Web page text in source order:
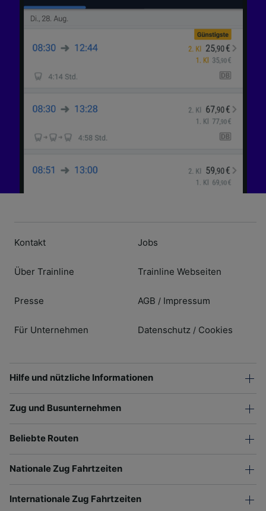
Kontakt
Über Trainline
Presse
Für Unternehmen
Jobs
Trainline Webseiten
AGB / Impressum
Datenschutz / Cookies
Hilfe und nützliche Informationen
Zug und Busunternehmen
Beliebte Routen
Nationale Zug Fahrtzeiten
Internationale Zug Fahrtzeiten